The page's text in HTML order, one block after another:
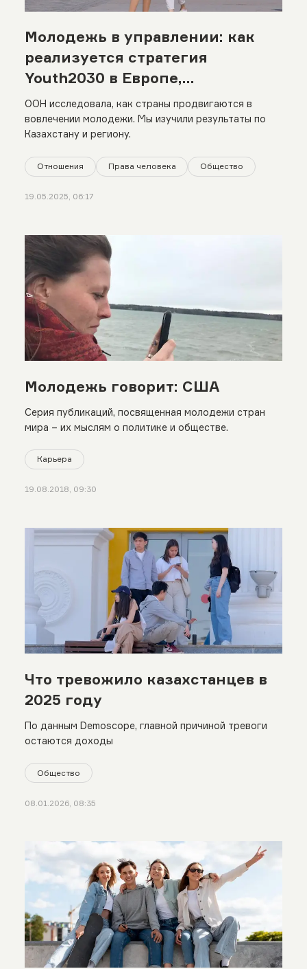
Молодежь в управлении: как
реализуется стратегия
Youth2030 в Европе,
Центральной Азии и Казахстане
ООН исследовала, как страны продвигаются в
вовлечении молодежи. Мы изучили результаты по
Казахстану и региону.
Отношения Права человека Общество
19.05.2025, 06:17
Молодежь говорит: США
Серия публикаций, посвященная молодежи стран
мира – их мыслям о политике и обществе.
Карьера
19.08.2018, 09:30
Что тревожило казахстанцев в
2025 году
По данным Demoscope, главной причиной тревоги
остаются доходы
Общество
08.01.2026, 08:35